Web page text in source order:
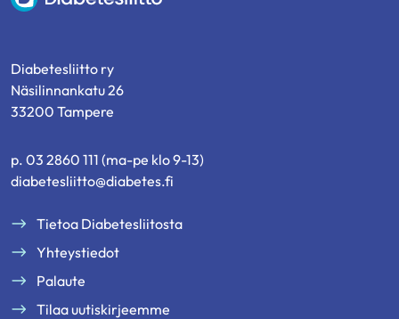
Diabetesliitto ry
Näsilinnankatu 26
33200 Tampere
p. 03 2860 111 (ma-pe klo 9-13)
diabetesliitto@diabetes.fi
Tietoa Diabetesliitosta
Yhteystiedot
Palaute
Tilaa uutiskirjeemme